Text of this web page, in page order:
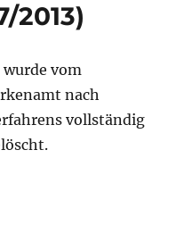
2013)
vom
nach
vollständig